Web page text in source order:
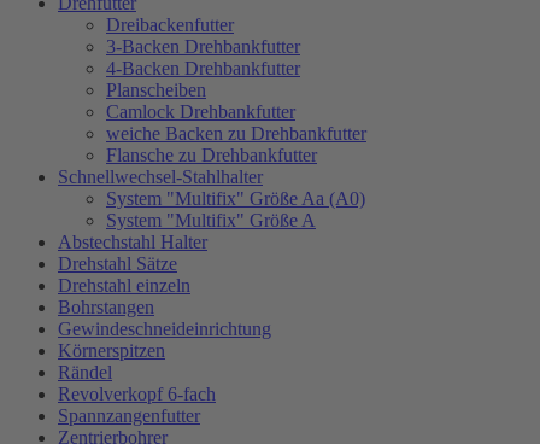
Dreibackenfutter
3-Backen Drehbankfutter
4-Backen Drehbankfutter
Planscheiben
Camlock Drehbankfutter
weiche Backen zu Drehbankfutter
Flansche zu Drehbankfutter
Schnellwechsel-Stahlhalter
System "Multifix" Größe Aa (A0)
System "Multifix" Größe A
Abstechstahl Halter
Drehstahl Sätze
Drehstahl einzeln
Bohrstangen
Gewindeschneideinrichtung
Körnerspitzen
Rändel
Revolverkopf 6-fach
Spannzangenfutter
Zentrierbohrer